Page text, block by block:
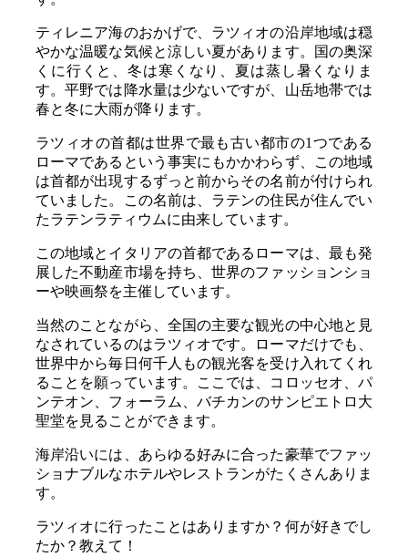
ティレニア海のおかげで、ラツィオの沿岸地域は穏
やかな温暖な気候と涼しい夏があります。国の奥深
くに行くと、冬は寒くなり、夏は蒸し暑くなりま
す。平野では降水量は少ないですが、山岳地帯では
春と冬に大雨が降ります。
ラツィオの首都は世界で最も古い都市の1つである
ローマであるという事実にもかかわらず、この地域
は首都が出現するずっと前からその名前が付けられ
ていました。この名前は、ラテンの住民が住んでい
たラテンラティウムに由来しています。
この地域とイタリアの首都であるローマは、最も発
展した不動産市場を持ち、世界のファッションショ
ーや映画祭を主催しています。
当然のことながら、全国の主要な観光の中心地と見
なされているのはラツィオです。ローマだけでも、
世界中から毎日何千人もの観光客を受け入れてくれ
ることを願っています。ここでは、コロッセオ、パ
ンテオン、フォーラム、バチカンのサンピエトロ大
聖堂を見ることができます。
海岸沿いには、あらゆる好みに合った豪華でファッ
ショナブルなホテルやレストランがたくさんありま
す。
ラツィオに行ったことはありますか？何が好きでし
たか？教えて！